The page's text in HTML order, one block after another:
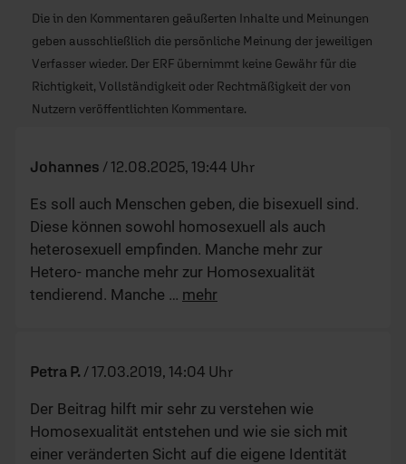
Die in den Kommentaren geäußerten Inhalte und Meinungen
geben ausschließlich die persönliche Meinung der jeweiligen
Verfasser wieder. Der ERF übernimmt keine Gewähr für die
Richtigkeit, Vollständigkeit oder Rechtmäßigkeit der von
Nutzern veröffentlichten Kommentare.
Johannes / 12.08.2025, 19:44 Uhr
Es soll auch Menschen geben, die bisexuell sind.
Diese können sowohl homosexuell als auch
heterosexuell empfinden. Manche mehr zur
Hetero- manche mehr zur Homosexualität
tendierend. Manche … mehr
Petra P. / 17.03.2019, 14:04 Uhr
Der Beitrag hilft mir sehr zu verstehen wie
Homosexualität entstehen und wie sie sich mit
einer veränderten Sicht auf die eigene Identität